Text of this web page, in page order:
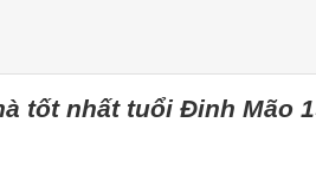
tốt nhất tuổi Đinh Mão